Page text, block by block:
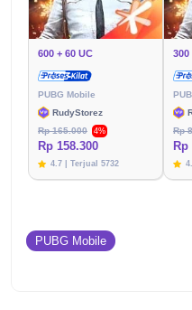
600 + 60 UC
PUBG Mobile
RudyStorez
Rp 165.000
4%
Rp 158.300
4.7 | Terjual 5732
300
Rp
Rp
PUBG Mobile